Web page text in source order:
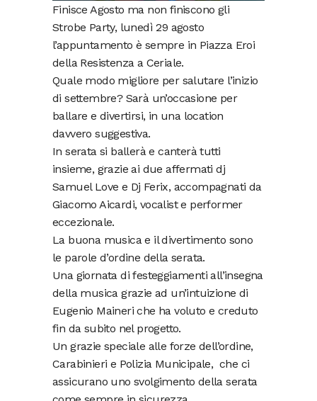
Finisce Agosto ma non finiscono gli
Strobe Party, lunedì 29 agosto
l’appuntamento è sempre in Piazza Eroi
della Resistenza a Ceriale.
Quale modo migliore per salutare l’inizio
di settembre? Sarà un’occasione per
ballare e divertirsi, in una location
davvero suggestiva.
In serata si ballerà e canterà tutti
insieme, grazie ai due affermati dj
Samuel Love e Dj Ferix, accompagnati da
Giacomo Aicardi, vocalist e performer
eccezionale.
La buona musica e il divertimento sono
le parole d’ordine della serata.
Una giornata di festeggiamenti all’insegna
della musica grazie ad un’intuizione di
Eugenio Maineri che ha voluto e creduto
fin da subito nel progetto.
Un grazie speciale alle forze dell’ordine,
Carabinieri e Polizia Municipale, che ci
assicurano uno svolgimento della serata